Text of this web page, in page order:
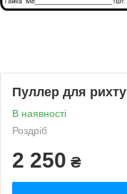
Пуллер для
В наявності
Роздріб
2 250 ₴